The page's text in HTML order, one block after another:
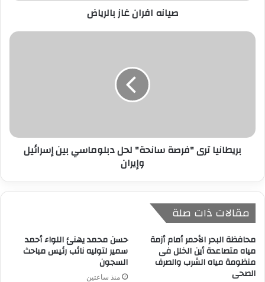
ي
صيانه افران غاز بالرياض
بريطانيا ترى "فرصة سانحة" لحل دبلوماسي بين إسرائيل
وإيران
مقالات ذات صلة
محافظة البحر الأحمر أمام أزمة
مياه متصاعدة أين الخلل فى
منظومة مياه الشرب والصرف
الصحى
حسن محمد يهنئ اللواء أحمد
سمير لتوليه نائب رئيس مباحث
السجون
منذ ساعتين